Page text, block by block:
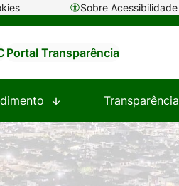
Sobre Acessibilidade
Portal Transparência
Transparência